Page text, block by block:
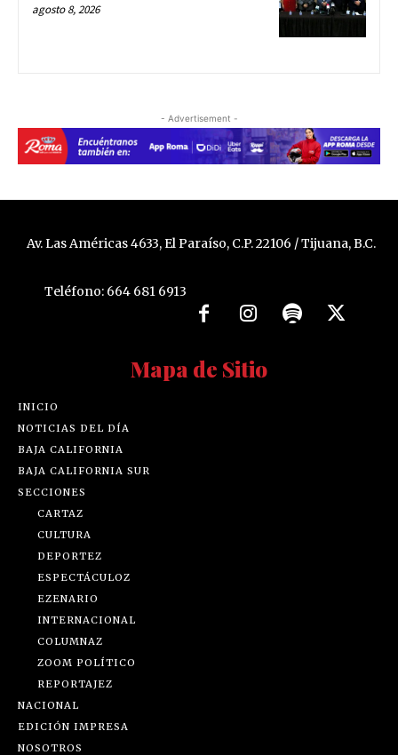
agosto 8, 2026
- Advertisement -
Av. Las Américas 4633, El Paraíso, C.P. 22106 / Tijuana, B.C.
Teléfono: 664 681 6913
Mapa de Sitio
INICIO
NOTICIAS DEL DÍA
BAJA CALIFORNIA
BAJA CALIFORNIA SUR
SECCIONES
CARTAZ
CULTURA
DEPORTEZ
ESPECTÁCULOZ
EZENARIO
INTERNACIONAL
COLUMNAZ
ZOOM POLÍTICO
REPORTAJEZ
NACIONAL
EDICIÓN IMPRESA
NOSOTROS